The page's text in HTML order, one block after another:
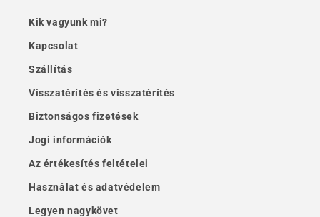
Kik vagyunk mi?
Kapcsolat
Szállítás
Visszatérítés és visszatérítés
Biztonságos fizetések
Jogi információk
Az értékesítés feltételei
Használat és adatvédelem
Legyen nagykövet